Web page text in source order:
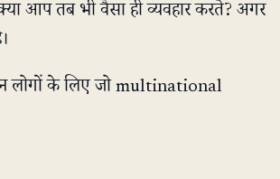
आप तब भी वैसा ही व्यवहार करते? अगर
लोगों के लिए जो multinational